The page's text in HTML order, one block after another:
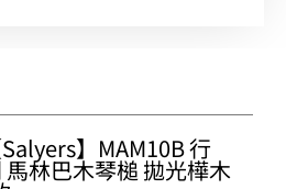
】MAM10B 行
林巴木琴槌 拋光樺木